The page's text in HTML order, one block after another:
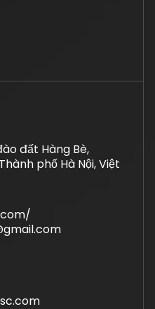
đất Hàng Bè,
phố Hà Nội, Việt